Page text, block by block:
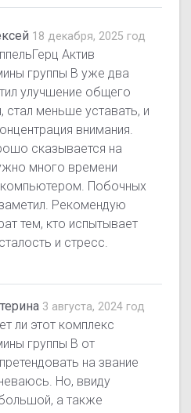
18 декабря, 2025 год
Актив
группы В уже два
улучшение общего
стал меньше уставать, и
внимания.
сказывается на
много времени
компьютером. Побочных
Рекомендую
тем, кто испытывает
и стресс.
3 августа, 2024 год
ли этот комплекс
группы В от
на звание
Но, ввиду
а также